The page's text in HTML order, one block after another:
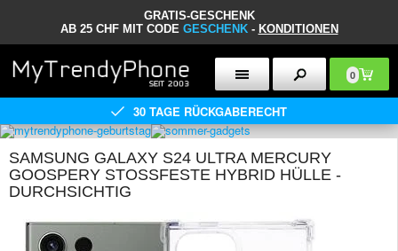
GRATIS-GESCHENK
AB 25 CHF MIT CODE GESCHENK- KONDITIONEN
0
30 TAGE RÜCKGABERECHT
SAMSUNG GALAXY S24 ULTRA MERCURY
GOOSPERY STOSSFESTE HYBRID HÜLLE - D
URCHSICHTIG